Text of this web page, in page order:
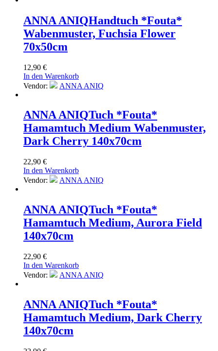
ANNA ANIQHandtuch *Fouta*
Wabenmuster, Fuchsia Flower
70x50cm
12,90 €
In den Warenkorb
Vendor:
ANNA ANIQ
ANNA ANIQTuch *Fouta*
Hamamtuch Medium Wabenmuster,
Dark Cherry 140x70cm
22,90 €
In den Warenkorb
Vendor:
ANNA ANIQ
ANNA ANIQTuch *Fouta*
Hamamtuch Medium, Aurora Field
140x70cm
22,90 €
In den Warenkorb
Vendor:
ANNA ANIQ
ANNA ANIQTuch *Fouta*
Hamamtuch Medium, Dark Cherry
140x70cm